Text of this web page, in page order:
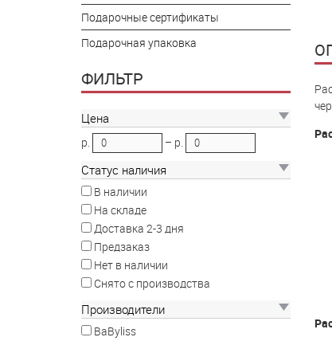
Подарочные сертификаты
Подарочная упаковка
ФИЛЬТР
Цена
р. – р.
Статус наличия
В наличии
На складе
Доставка 2-3 дня
Предзаказ
Нет в наличии
Снято с производства
Производители
BaByliss